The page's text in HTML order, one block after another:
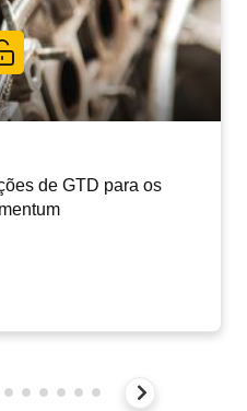
de GTD para os